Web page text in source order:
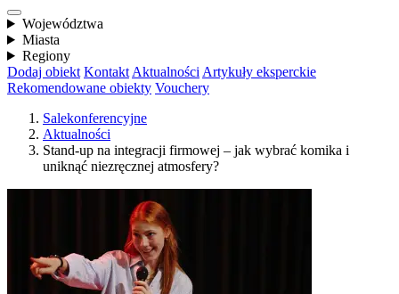
Województwa
Miasta
Regiony
Dodaj obiekt Kontakt Aktualności Artykuły eksperckie
Rekomendowane obiekty Vouchery
Salekonferencyjne
Aktualności
Stand-up na integracji firmowej – jak wybrać komika i
uniknąć niezręcznej atmosfery?